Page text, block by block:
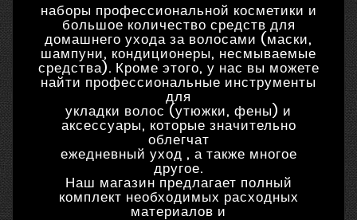
наборы профессиональной косметики и
большое количество средств для
домашнего ухода за волосами (маски,
шампуни, кондиционеры, несмываемые
средства). Кроме этого, у нас вы можете
найти профессиональные инструменты
для
укладки волос (утюжки, фены) и
аксессуары, которые значительно
облегчат
ежедневный уход , а также многое
другое.
Наш магазин предлагает полный
комплект необходимых расходных
материалов и